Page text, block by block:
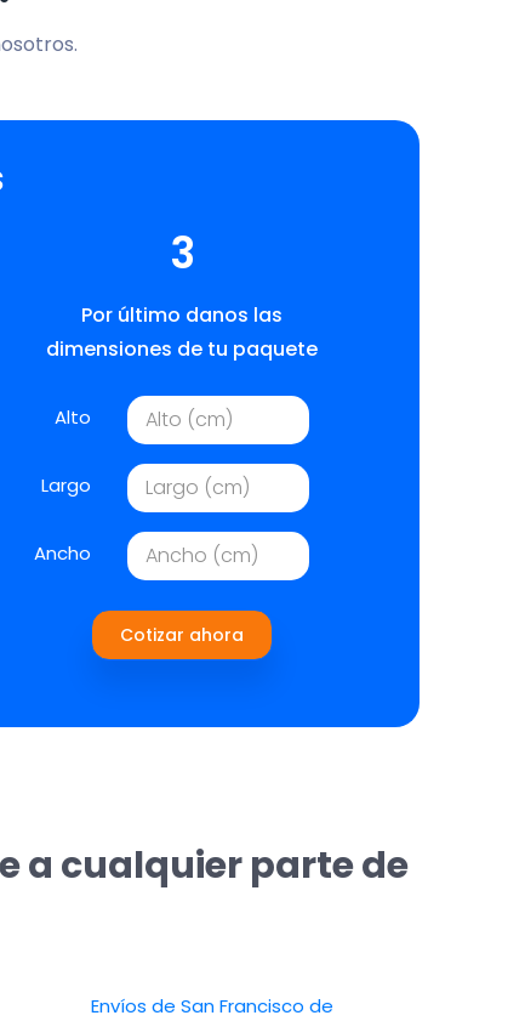
3
Por último danos las
dimensiones de tu paquete
Alto
Largo
Ancho
Cotizar ahora
a cualquier parte de
Envíos de San Francisco de